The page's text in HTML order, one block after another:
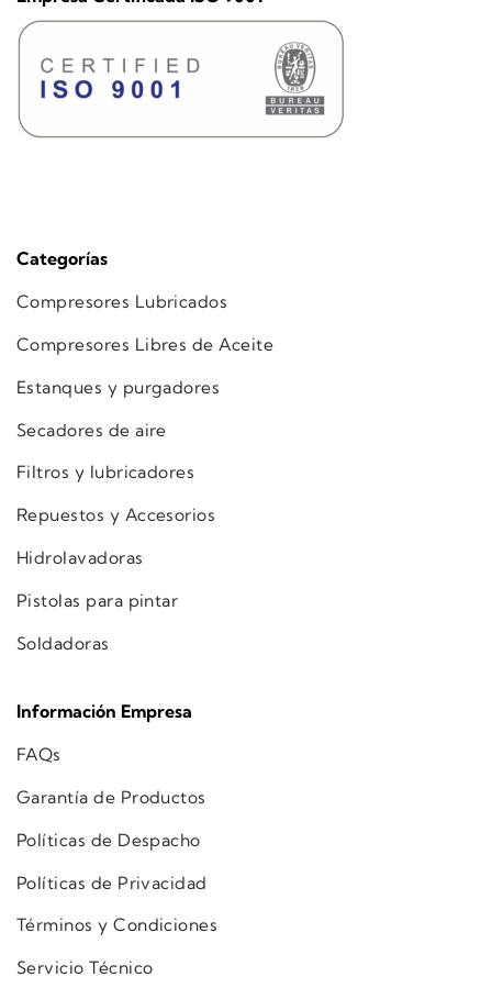
Categorías
Compresores Lubricados
Compresores Libres de Aceite
Estanques y purgadores
Secadores de aire
Filtros y lubricadores
Repuestos y Accesorios
Hidrolavadoras
Pistolas para pintar
Soldadoras
Información Empresa
FAQs
Garantía de Productos
Políticas de Despacho
Políticas de Privacidad
Términos y Condiciones
Servicio Técnico